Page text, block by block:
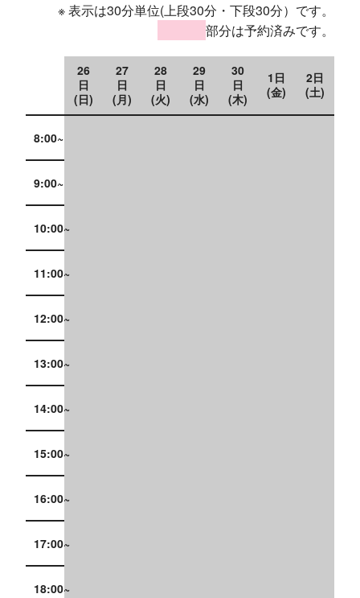
※ 表示は30分単位(上段30分・下段30分）です。
部分は予約済みです。
26
日
(日)
27
日
(月)
28
日
(火)
29
日
(水)
30
日
(木)
1日
(金)
2日
(土)
8:00~
9:00~
10:00~
11:00~
12:00~
13:00~
14:00~
15:00~
16:00~
17:00~
18:00~